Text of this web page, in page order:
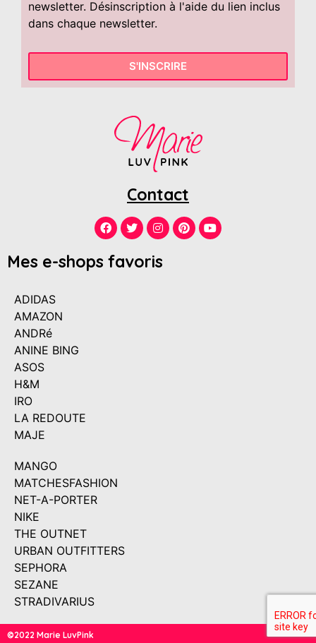
newsletter. Désinscription à l'aide du lien inclus
dans chaque newsletter.
S'INSCRIRE
Contact
Mes e-shops favoris
ADIDAS
AMAZON
ANDRé
ANINE BING
ASOS
H&M
IRO
LA REDOUTE
MAJE
MANGO
MATCHESFASHION
NET-A-PORTER
NIKE
THE OUTNET
URBAN OUTFITTERS
SEPHORA
SEZANE
STRADIVARIUS
©2022 Marie LuvPink